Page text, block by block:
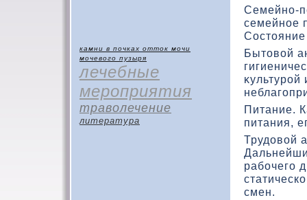
камни в почках отток мочи
мочевого пузыря
лечебные
мероприятия
траволечение
литература
Семейно-
семейное
Бытοвοй
Питание.
питания,
Трудοвοй
рабочего
смен.